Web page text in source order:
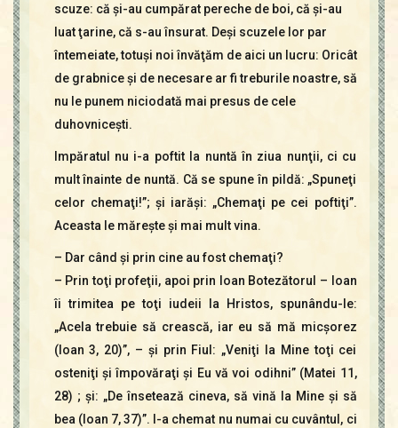
scuze: că şi-au cumpărat pereche de boi, că şi-au
luat ţarine, că s-au însurat. Deşi scuzele lor par
întemeiate, totuşi noi învăţăm de aici un lucru: Oricât
de grabnice şi de necesare ar fi treburile noastre, să
nu le punem niciodată mai presus de cele
duhovniceşti.
Impăratul nu i-a poftit la nuntă în ziua nunţii, ci cu
mult înainte de nuntă. Că se spune în pildă: „Spuneţi
celor chemaţi!”; şi iarăşi: „Chemaţi pe cei poftiţi”.
Aceasta le măreşte şi mai mult vina.
– Dar când şi prin cine au fost chemaţi?
– Prin toţi profeţii, apoi prin Ioan Botezătorul – Ioan
îi trimitea pe toţi iudeii la Hristos, spunându-le:
„Acela trebuie să crească, iar eu să mă micşorez
(Ioan 3, 20)”, – şi prin Fiul: „Veniţi la Mine toţi cei
osteniţi şi împovăraţi şi Eu vă voi odihni” (Matei 11,
28) ; şi: „De însetează cineva, să vină la Mine şi să
bea (Ioan 7, 37)”. I-a chemat nu numai cu cuvântul, ci